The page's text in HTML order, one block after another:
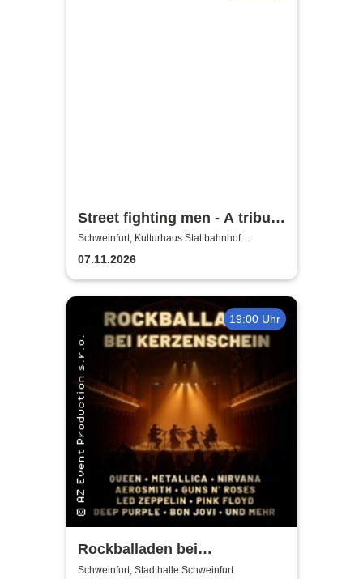
Street fighting men - A tribute
to the Rolling Stones
Schweinfurt, Kulturhaus Stattbahnhof
Schweinfurt
07.11.2026
19:00 Uhr
Rockballaden bei
Kerzenschein
Schweinfurt, Stadthalle Schweinfurt